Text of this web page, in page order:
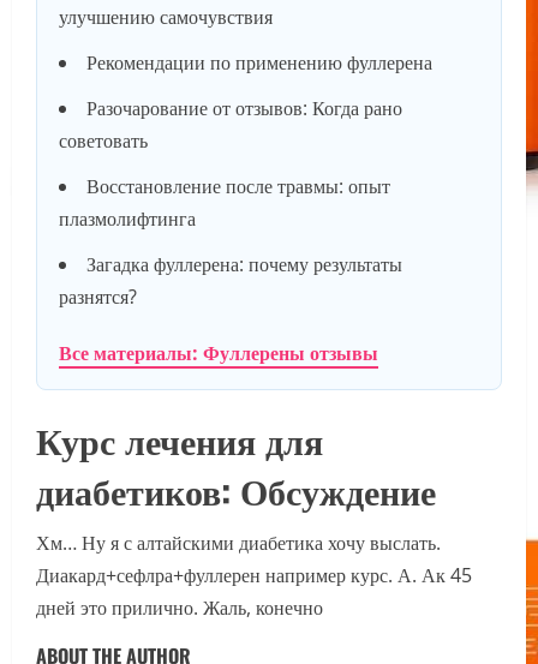
улучшению самочувствия
Рекомендации по применению фуллерена
Разочарование от отзывов: Когда рано
советовать
Восстановление после травмы: опыт
плазмолифтинга
Загадка фуллерена: почему результаты
разнятся?
Все материалы: Фуллерены отзывы
Курс лечения для
диабетиков: Обсуждение
Хм… Ну я с алтайскими диабетика хочу выслать.
Диакард+сефлра+фуллерен например курс. А. Ак 45
дней это прилично. Жаль, конечно
ABOUT THE AUTHOR